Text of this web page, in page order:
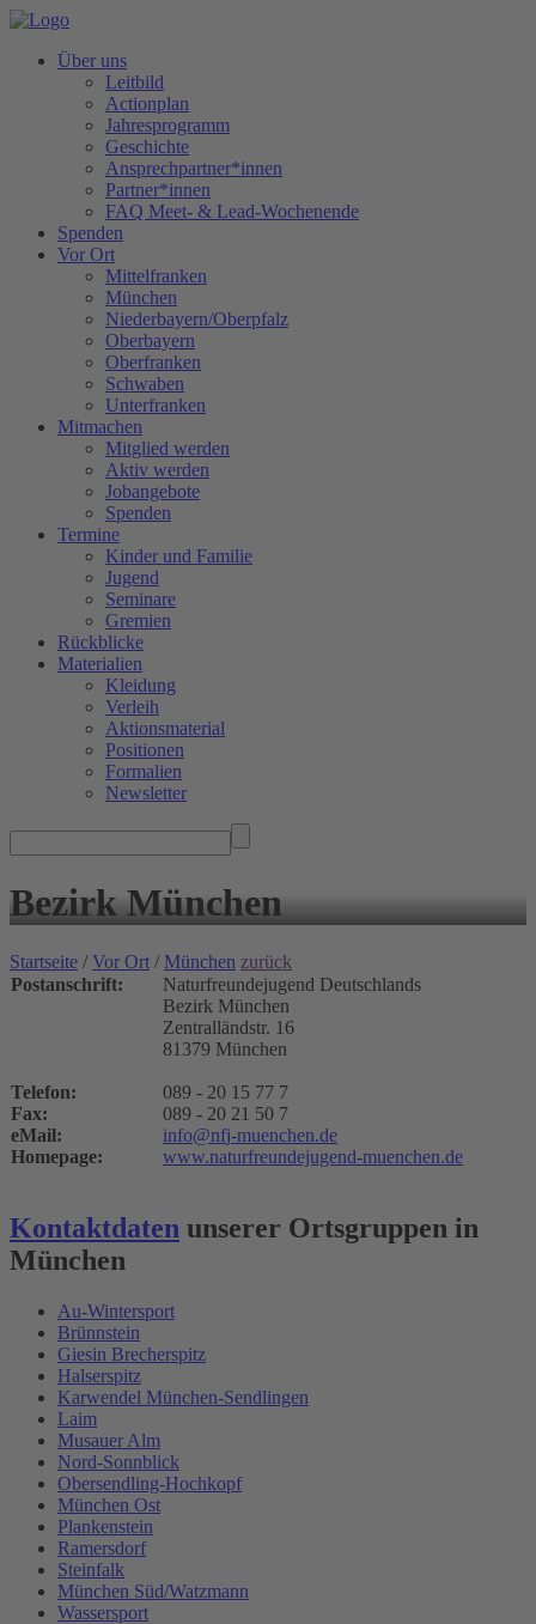
Über uns
Leitbild
Actionplan
Jahresprogramm
Geschichte
Ansprechpartner*innen
Partner*innen
FAQ Meet- & Lead-Wochenende
Spenden
Vor Ort
Mittelfranken
München
Niederbayern/Oberpfalz
Oberbayern
Oberfranken
Schwaben
Unterfranken
Mitmachen
Mitglied werden
Aktiv werden
Jobangebote
Spenden
Termine
Kinder und Familie
Jugend
Seminare
Gremien
Rückblicke
Materialien
Kleidung
Verleih
Aktionsmaterial
Positionen
Formalien
Newsletter
Bezirk München
Startseite / Vor Ort / München zurück
Postanschrift:
Naturfreundejugend Deutschlands
Bezirk München
Zentralländstr. 16
81379 München
Telefon:
Fax:
eMail:
Homepage:
089 - 20 15 77 7
089 - 20 21 50 7
info nfj-muenchen.de
www.naturfreundejugend-muenchen.de
Kontaktdaten unserer Ortsgruppen in
München
Au-Wintersport
Brünnstein
Giesin Brecherspitz
Halserspitz
Karwendel München-Sendlingen
Laim
Musauer Alm
Nord-Sonnblick
Obersendling-Hochkopf
München Ost
Plankenstein
Ramersdorf
Steinfalk
München Süd/Watzmann
Wassersport